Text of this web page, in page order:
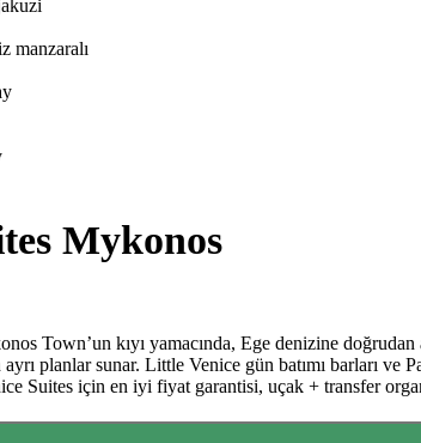
Mykonos
Town’un kıyı yamacında, Ege denizine
planlar sunar. Little Venice gün batımı barları ve
Suites için en iyi fiyat garantisi, uçak + transfer